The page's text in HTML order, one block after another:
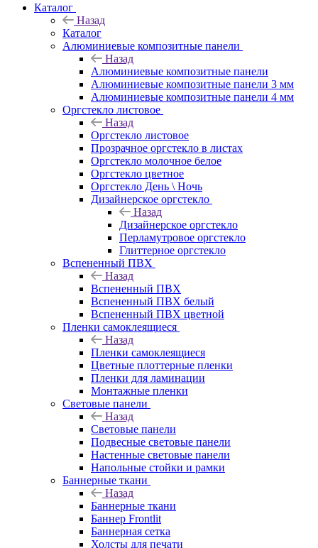
Каталог
Назад
Каталог
Алюминиевые композитные панели
Назад
Алюминиевые композитные панели
Алюминиевые композитные панели 3 мм
Алюминиевые композитные панели 4 мм
Оргстекло листовое
Назад
Оргстекло листовое
Прозрачное оргстекло в листах
Оргстекло молочное белое
Оргстекло цветное
Оргстекло День \ Ночь
Дизайнерское оргстекло
Назад
Дизайнерское оргстекло
Перламутровое оргстекло
Глиттерное оргстекло
Вспененный ПВХ
Назад
Вспененный ПВХ
Вспененный ПВХ белый
Вспененный ПВХ цветной
Пленки самоклеящиеся
Назад
Пленки самоклеящиеся
Цветные плоттерные пленки
Пленки для ламинации
Монтажные пленки
Световые панели
Назад
Световые панели
Подвесные световые панели
Настенные световые панели
Напольные стойки и рамки
Баннерные ткани
Назад
Баннерные ткани
Баннер Frontlit
Баннерная сетка
Холсты для печати